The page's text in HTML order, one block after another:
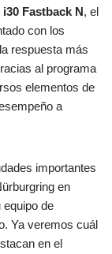
Fastback N, el
con los
respuesta más
al programa
elementos de
a
importantes
en
de
Ya veremos cuál
en el